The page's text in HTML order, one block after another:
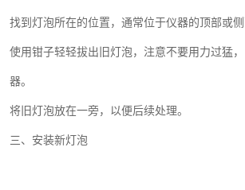
找到灯泡所在的位置，通常位于仪器的顶部或侧
使用钳子轻轻拔出旧灯泡，注意不要用力过猛
器。
将旧灯泡放在一旁，以便后续处理。
三、安装新灯泡